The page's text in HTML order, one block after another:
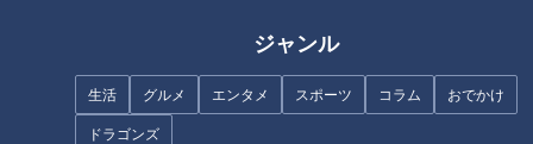
ジャンル
生活 グルメ エンタメ スポーツ コラム おでかけ
ドラゴンズ
吉田猛々（ナナフシギ）（7代目最恐位）
ヤースー（ユタの孫にして視える代表）